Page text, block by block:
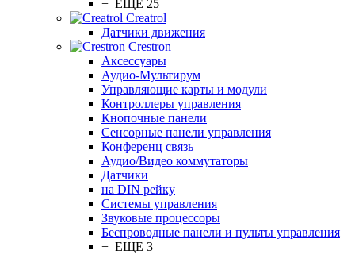
+ ЕЩЕ 25
Creatrol
Датчики движения
Crestron
Аксессуары
Аудио-Мультирум
Управляющие карты и модули
Контроллеры управления
Кнопочные панели
Сенсорные панели управления
Конференц связь
Аудио/Видео коммутаторы
Датчики
на DIN рейку
Системы управления
Звуковые процессоры
Беспроводные панели и пульты управления
+ ЕЩЕ 3